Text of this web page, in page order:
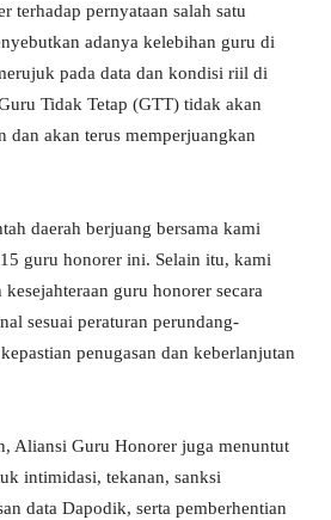
terhadap pernyataan salah satu
adanya kelebihan guru di
pada data dan kondisi riil di
Tidak Tetap (GTT) tidak akan
dan akan terus memperjuangkan
daerah berjuang bersama kami
guru honorer ini. Selain itu, kami
guru honorer secara
sesuai peraturan perundang-
penugasan dan keberlanjutan
Aliansi Guru Honorer juga menuntut
intimidasi, tekanan, sanksi
data Dapodik, serta pemberhentian